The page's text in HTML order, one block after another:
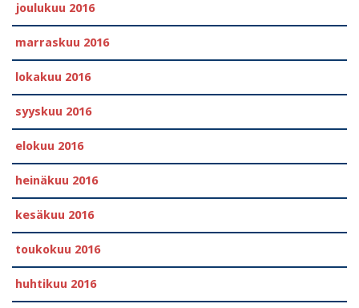
joulukuu 2016
marraskuu 2016
lokakuu 2016
syyskuu 2016
elokuu 2016
heinäkuu 2016
kesäkuu 2016
toukokuu 2016
huhtikuu 2016